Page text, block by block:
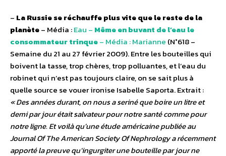
– La Russie se réchauffe plus vite que le reste de la
planète– Média :Eau – Même en buvant de l’eau le
consommateur trinque– Média :Marianne (N°618 –
Semaine du 21 au 27 février 2009). Entre les bouteilles qui
boivent la tasse, trop chères, trop polluantes, et l’eau du
robinet qui n’est pas toujours claire, on se sait plus à
quelle source se vouer ironise Isabelle Saporta. Extrait :
« Des années durant, on nous a seriné que boire un litre et
demi par jour était salvateur pour notre santé comme pour
notre ligne. Et voilà qu’une étude américaine publiée au
Journal Of The American Society Of Nephrology a récemment
apporté la preuve qu’ingurgiter une bouteille par jour ne